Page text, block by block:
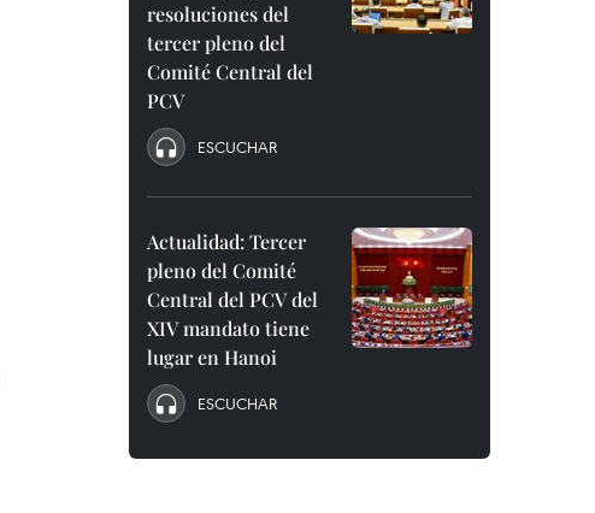
resoluciones del
tercer pleno del
Comité Central del
PCV
ESCUCHAR
Actualidad: Tercer
pleno del Comité
Central del PCV del
XIV mandato tiene
lugar en Hanoi
ESCUCHAR